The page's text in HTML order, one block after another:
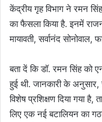
केंद्रीय गृह विभाग ने रमन
का फैसला किया है. इनमें
मायावती, सर्वानंद
बता दें कि डॉ. रमन सिंह को
हुई थी. जानकारी के अनुसार,
विशेष प्रशिक्षण दिया गया है,
लिए एक नई बटालियन का